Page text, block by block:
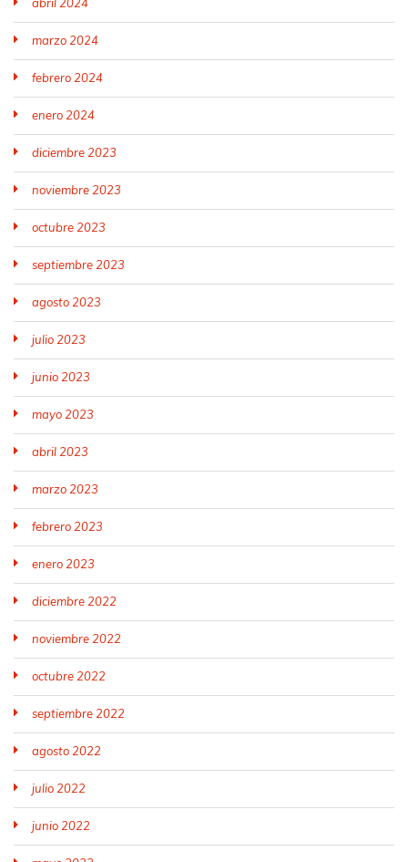
marzo 2024
febrero 2024
enero 2024
diciembre 2023
noviembre 2023
octubre 2023
septiembre 2023
agosto 2023
julio 2023
junio 2023
mayo 2023
abril 2023
marzo 2023
febrero 2023
enero 2023
diciembre 2022
noviembre 2022
octubre 2022
septiembre 2022
agosto 2022
julio 2022
junio 2022